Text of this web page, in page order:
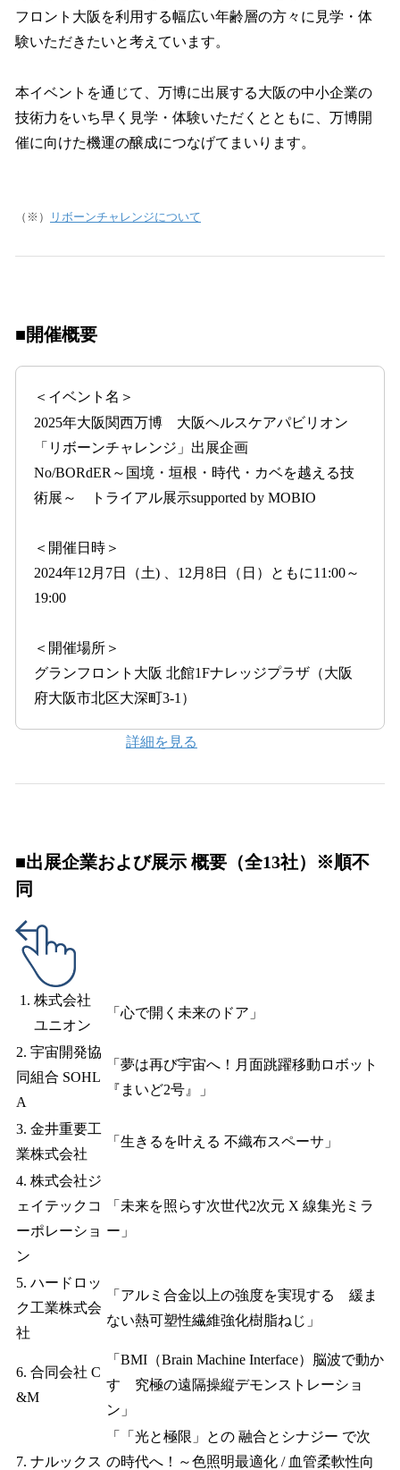
フロント大阪を利用する幅広い年齢層の方々に見学・体
験いただきたいと考えています。
本イベントを通じて、万博に出展する大阪の中小企業の
技術力をいち早く見学・体験いただくとともに、万博開
催に向けた機運の醸成につなげてまいります。
（※） リボーンチャレンジについて
■開催概要
＜イベント名＞
2025年大阪関西万博 大阪ヘルスケアパビリオン
「リボーンチャレンジ」出展企画
No/BORdER～国境・垣根・時代・カベを越える技
術展～ トライアル展示supported by MOBIO
＜開催日時＞
2024年12月7日（土) 、12月8日（日）ともに11:00～
19:00
＜開催場所＞
グランフロント大阪 北館1Fナレッジプラザ（大阪
府大阪市北区大深町3-1）
詳細を見る
■出展企業および展示 概要（全13社）※順不
同
株式会社
ユニオン
「心で開く未来のドア」
2. 宇宙開発協
同組合 SOHL
A
「夢は再び宇宙へ！月面跳躍移動ロボット
『まいど2号』」
3. 金井重要工
業株式会社
「生きるを叶える 不織布スペーサ」
4. 株式会社ジ
ェイテックコ
ーポレーショ
ン
「未来を照らす次世代2次元 X 線集光ミラ
ー」
5. ハードロッ
ク工業株式会
社
「アルミ合金以上の強度を実現する 緩ま
ない熱可塑性繊維強化樹脂ねじ」
6. 合同会社 C
&M
「BMI（Brain Machine Interface）脳波で動か
す 究極の遠隔操縦デモンストレーショ
ン」
7. ナルックス
「「光と極限」との 融合とシナジー で次
の時代へ！～色照明最適化 / 血管柔軟性向